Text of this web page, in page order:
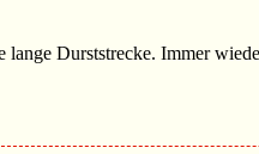
Durststrecke. Immer